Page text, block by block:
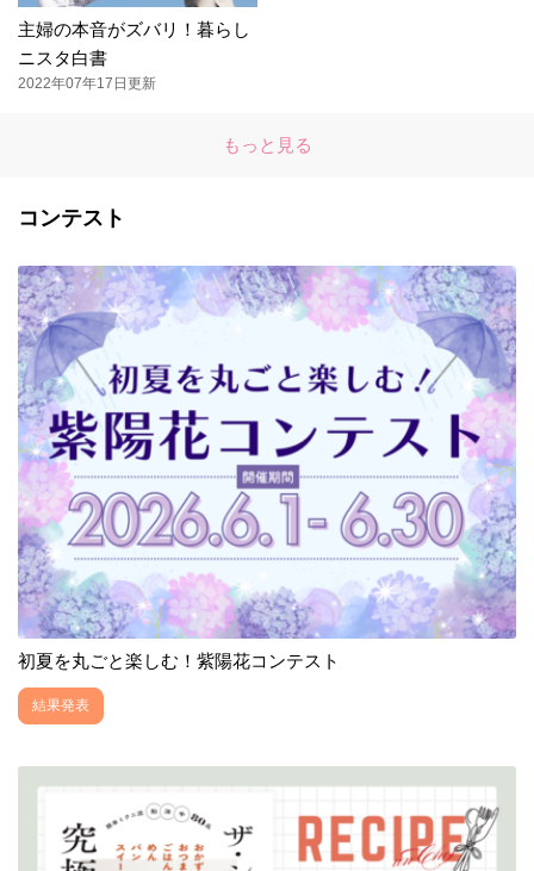
主婦の本音がズバリ！暮らし
ニスタ白書
2022年07年17日更新
もっと見る
コンテスト
初夏を丸ごと楽しむ！紫陽花コンテスト
結果発表